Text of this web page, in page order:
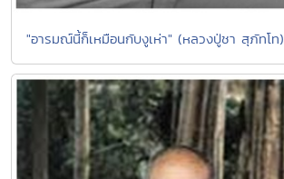
"อารมณ์นี้ก็เหมือนกับงูเห่า" (หลวงปู่ชา สุภัทโท)